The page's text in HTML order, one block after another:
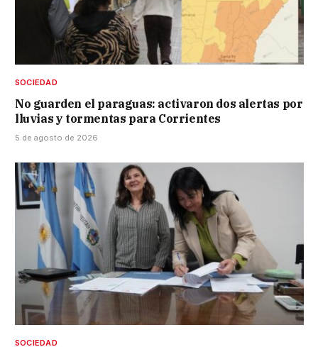
SOCIEDAD
No guarden el paraguas: activaron dos alertas por
lluvias y tormentas para Corrientes
5 de agosto de 2026
SOCIEDAD